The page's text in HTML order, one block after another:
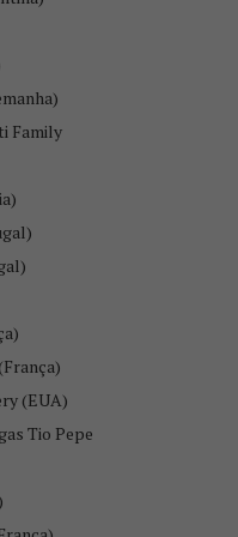
Family
(EUA)
Tio Pepe